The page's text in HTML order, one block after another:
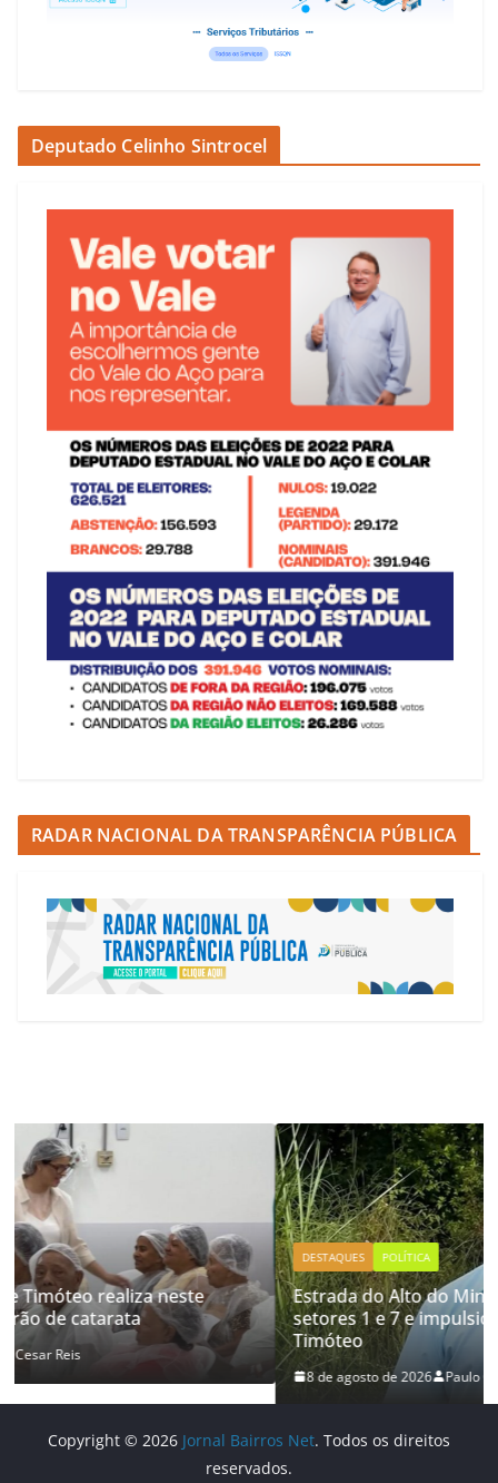
Deputado Celinho Sintrocel
RADAR NACIONAL DA TRANSPARÊNCIA PÚBLICA
DESTAQUES POLÍTICA
Estrada do Alto do Minério pode aproximar os
setores 1 e 7 e impulsionar o desenvolvimento de
Timóteo
Paulo Cesar Reis
Copyright © 2026 Jornal Bairros Net. Todos os direitos
reservados.